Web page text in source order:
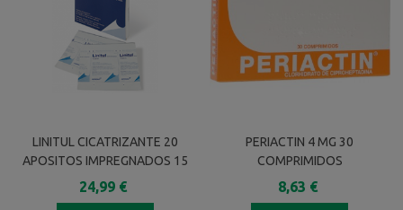
LINITUL CICATRIZANTE 20
APOSITOS IMPREGNADOS 15
X 25 Cm
24,99 €
PERIACTIN 4 MG 30
COMPRIMIDOS
8,63 €